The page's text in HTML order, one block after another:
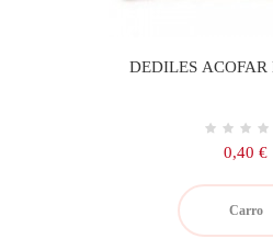
DEDILES
Precio
0,40 €
Carro